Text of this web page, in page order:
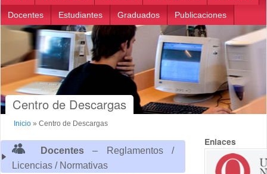
Docentes Estudiantes Graduados Publicaciones
Centro de Descargas
Inicio »Centro de Descargas
Docentes– Reglamentos /
Licencias / Normativas
Enlaces